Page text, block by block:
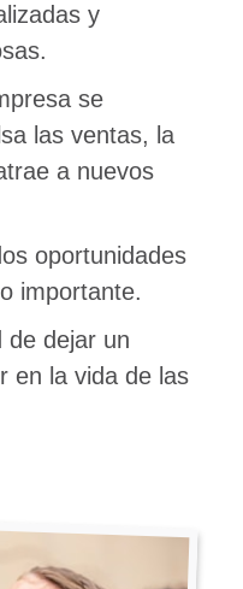
y
se
las ventas, la
a nuevos
oportunidades
importante.
de dejar un
en la vida de las